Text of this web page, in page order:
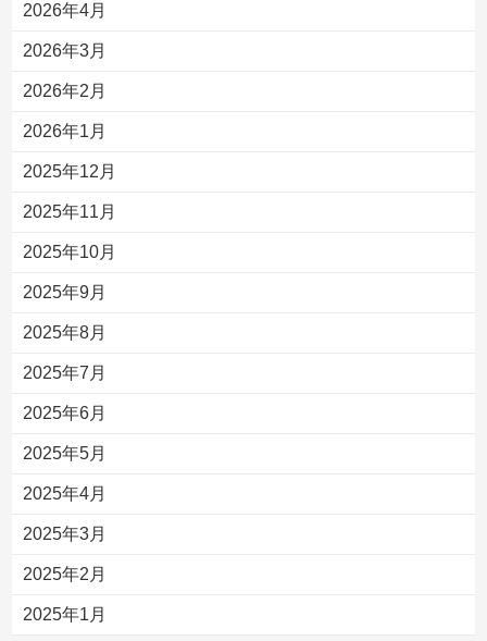
2026年4月
2026年3月
2026年2月
2026年1月
2025年12月
2025年11月
2025年10月
2025年9月
2025年8月
2025年7月
2025年6月
2025年5月
2025年4月
2025年3月
2025年2月
2025年1月